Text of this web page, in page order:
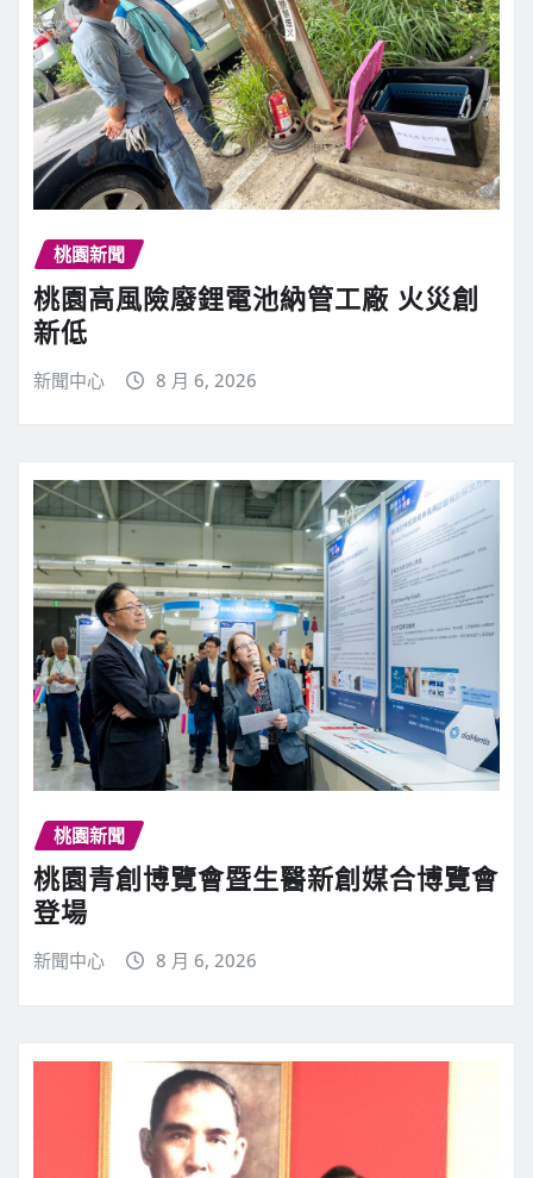
桃園新聞
桃園高風險廢鋰電池納管工廠 火災創
新低
新聞中心 8 月 6, 2026
桃園新聞
桃園青創博覽會暨生醫新創媒合博覽會
登場
新聞中心 8 月 6, 2026